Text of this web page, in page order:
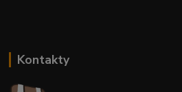
Kontakty